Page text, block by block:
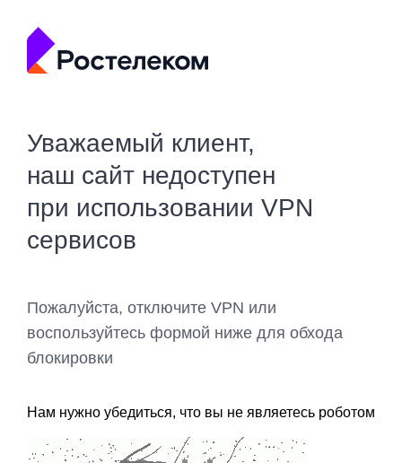
Уважаемый клиент,
наш сайт недоступен
при использовании VPN
сервисов
Пожалуйста, отключите VPN или
воспользуйтесь формой ниже для обхода
блокировки
Нам нужно убедиться, что вы не являетесь роботом